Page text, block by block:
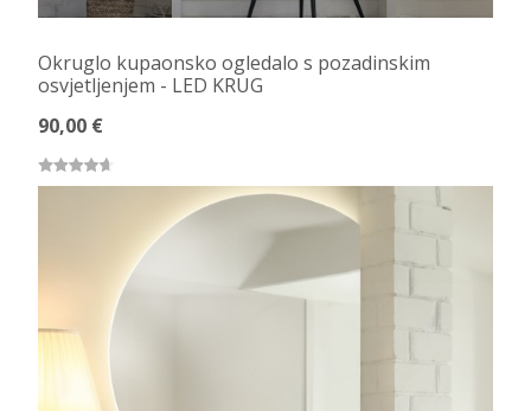
Okruglo kupaonsko ogledalo s pozadinskim
osvjetljenjem - LED KRUG
90,00 €